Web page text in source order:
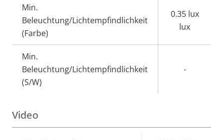
Min.
Beleuchtung/Lichtempfindlichkeit
(Farbe)
0.35 lux
lux
Min.
Beleuchtung/Lichtempfindlichkeit
(S/W)
-
Video